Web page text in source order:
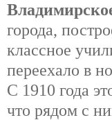
города,
классное
переехало в
С 1910 года
что рядом с